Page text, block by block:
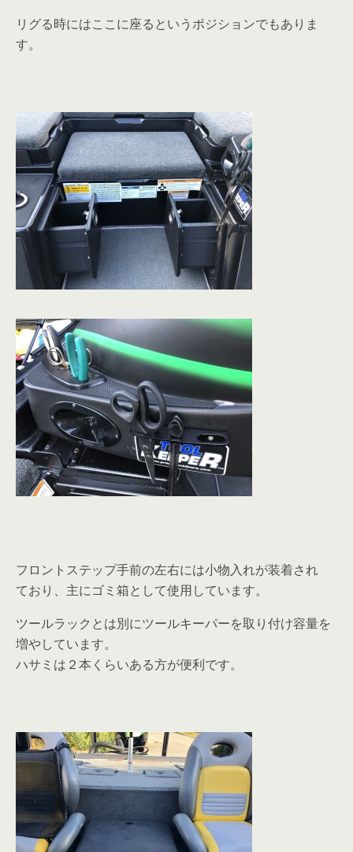
リグる時にはここに座るというポジションでもありま
す。
フロントステップ手前の左右には小物入れが装着され
ており、主にゴミ箱として使用しています。
ツールラックとは別にツールキーパーを取り付け容量を
増やしています。
ハサミは２本くらいある方が便利です。